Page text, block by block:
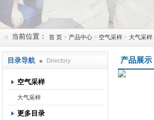
上海京工实业有限公司
当前位置： 首 页 > 产品中心 > 空气采样 > 大气采样
目录导航 Directory
空气采样
大气采样
更多目录
产品展示